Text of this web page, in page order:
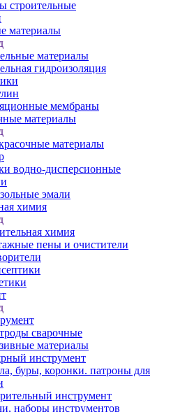
строительные
материалы
материалы
гидроизоляция
мембраны
материалы
материалы
водно-дисперсионные
эмали
химия
химия
пены и очистители
сварочные
материалы
инструмент
буры, коронки. патроны для
инструмент
наборы инструментов